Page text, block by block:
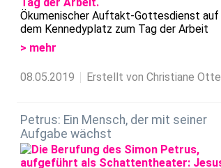
Ökumenischer Auftakt-Gottesdienst auf
dem Kennedyplatz zum Tag der Arbeit
> mehr
08.05.2019 Erstellt von Christiane Otte
Petrus: Ein Mensch, der mit seiner
Aufgabe wächst